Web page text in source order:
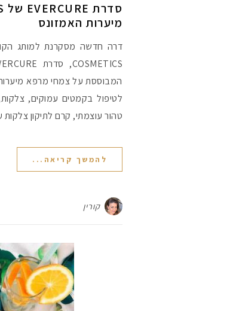
מיערות האמזונס
המבוססת על צמחי מרפא
לטיפול בקמטים עמוקים,
טהור עוצמתי, קרם לתיקון
להמשך קריאה...
קורין